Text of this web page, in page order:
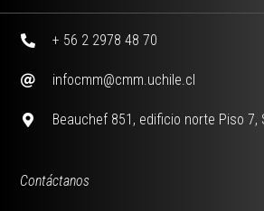
+ 56 2 2978 48 70
infocmm@cmm.uchile.cl
Beauchef 851, edificio norte Piso 7,
Contáctanos